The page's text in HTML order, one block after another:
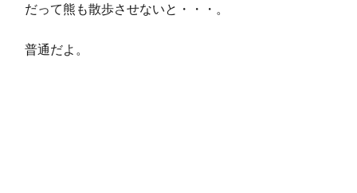
だって熊も散歩させないと・・・。
普通だよ。